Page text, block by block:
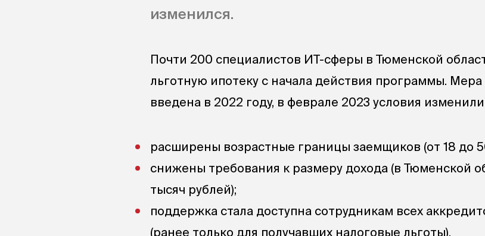
изменился.
Почти 200 специалистов ИТ-сферы в Тюменской
льготную ипотеку с начала действия программы.
введена в 2022 году, в феврале 2023 условия
расширены возрастные границы заемщиков (от 18 до
снижены требования к размеру дохода (в Тюменской
тысяч рублей);
поддержка стала доступна сотрудникам всех
(ранее только для получавших налоговые льготы).